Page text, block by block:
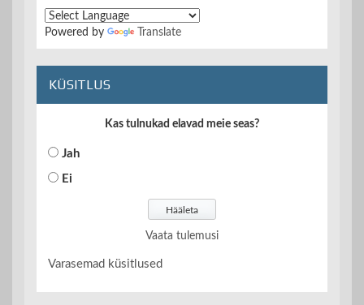
Powered by Translate
KÜSITLUS
Kas tulnukad elavad meie seas?
Jah
Ei
Vaata tulemusi
Varasemad küsitlused